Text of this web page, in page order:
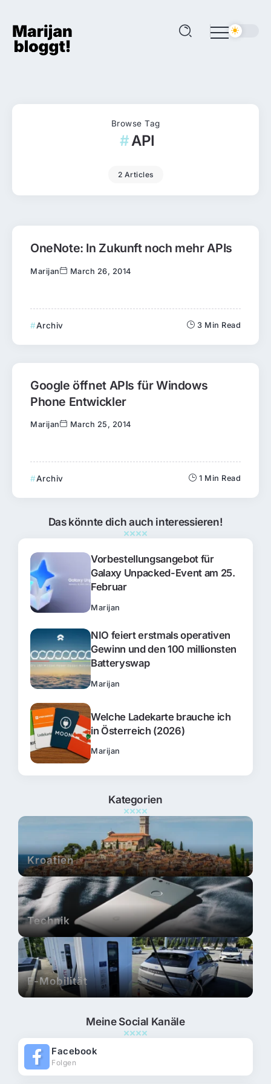
Browse Tag
API
2 Articles
OneNote: In Zukunft noch mehr APIs
Marijan March 26, 2014
Archiv 3 Min Read
Google öffnet APIs für Windows
Phone Entwickler
Marijan March 25, 2014
Archiv 1 Min Read
Das könnte dich auch interessieren!
Vorbestellungsangebot für
Galaxy Unpacked-Event am 25.
Februar
Marijan
NIO feiert erstmals operativen
Gewinn und den 100 millionsten
Batteryswap
Marijan
Welche Ladekarte brauche ich
in Österreich (2026)
Marijan
Kategorien
Kroatien
Technik
E-Mobilität
Meine Social Kanäle
Facebook
Folgen